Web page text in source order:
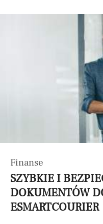
Finanse
SZYBKIE I
DOKUMENTÓW
ESMARTCOURIER